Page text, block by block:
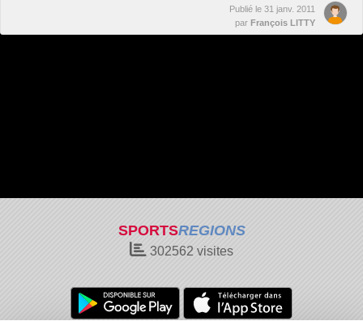
Publié le 31 janv. 2011
par François LITTY
SPORTSREGIONS
302562 visites